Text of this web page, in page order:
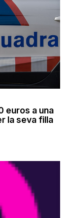
euros a una
la seva filla